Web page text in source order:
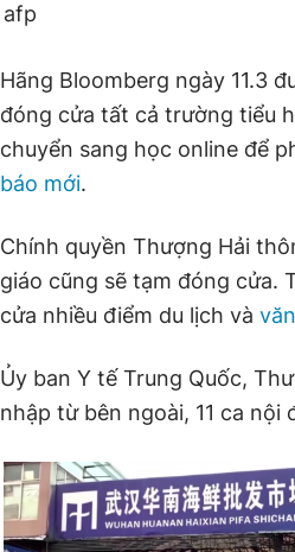
afp
Hãng Bloomberg ngày 11.3
đóng cửa tất cả trường tiểu
chuyển sang học online để
báo mới.
Chính quyền Thượng Hải
giáo cũng sẽ tạm đóng cửa.
cửa nhiều điểm du lịch và
Ủy ban Y tế Trung Quốc,
nhập từ bên ngoài, 11 ca nội